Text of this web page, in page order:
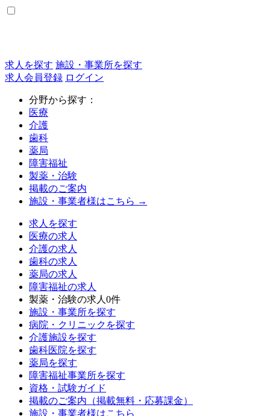
求人を探す 施設・事業所を探す
求人会員登録 ログイン
分野から探す：
医療
介護
歯科
薬局
障害福祉
製薬・治験
掲載のご案内
施設・事業者様はこちら →
求人を探す
医療の求人
介護の求人
歯科の求人
薬局の求人
障害福祉の求人
製薬・治験の求人 0件
施設・事業所を探す
病院・クリニックを探す
介護施設を探す
歯科医院を探す
薬局を探す
障害福祉事業所を探す
資格・試験ガイド
掲載のご案内（掲載無料・応募課金）
施設・事業者様はこちら